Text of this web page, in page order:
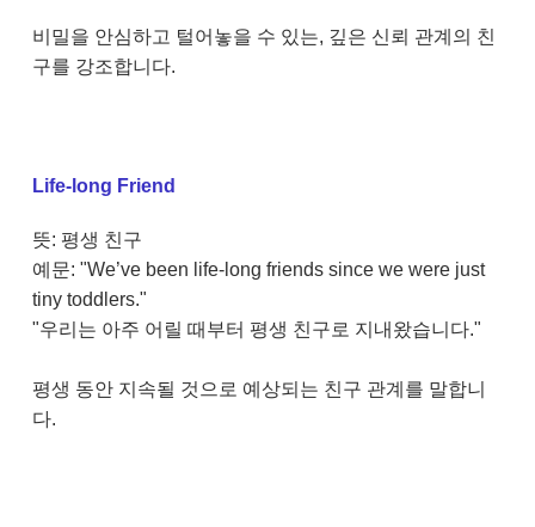
비밀을 안심하고 털어놓을 수 있는, 깊은 신뢰 관계의 친
구를 강조합니다.
Life-long Friend
뜻: 평생 친구
예문: "We’ve been life-long friends since we were just
tiny toddlers."
"우리는 아주 어릴 때부터 평생 친구로 지내왔습니다."
평생 동안 지속될 것으로 예상되는 친구 관계를 말합니
다.